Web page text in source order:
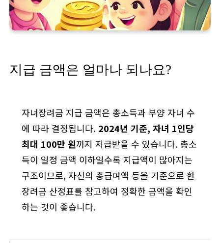
지급 금액은 얼마나 되나요?
자녀장려금 지급 금액은 총소득과 부양 자녀 수
에 따라 결정됩니다. 2024년 기준, 자녀 1인당
최대 100만 원까지 지급받을 수 있습니다. 총소
득이 일정 금액 이하일수록 지급액이 많아지는
구조이므로, 자신의 총급여액 등을 기준으로 한
장려금 산정표를 참고하여 정확한 금액을 확인
하는 것이 좋습니다.